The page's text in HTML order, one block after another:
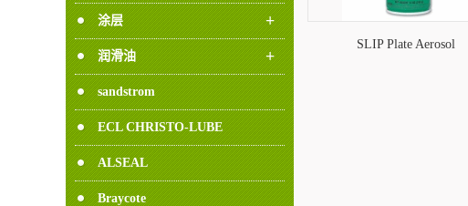
涂层 +
润滑油 +
sandstrom
ECL CHRISTO-LUBE
ALSEAL
Braycote
SLIP Plate Aerosol